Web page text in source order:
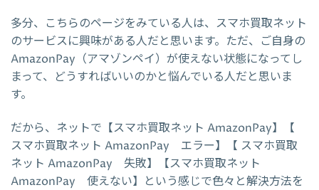
多分、こちらのページをみている人は、スマホ買取ネット
のサービスに興味がある人だと思います。ただ、ご自身の
AmazonPay（アマゾンペイ）が使えない状態になってし
まって、どうすればいいのかと悩んでいる人だと思いま
す。
だから、ネットで【スマホ買取ネット AmazonPay】【
スマホ買取ネット AmazonPay エラー】【 スマホ買取
ネット AmazonPay 失敗】【スマホ買取ネット
AmazonPay 使えない】という感じで色々と解決方法を